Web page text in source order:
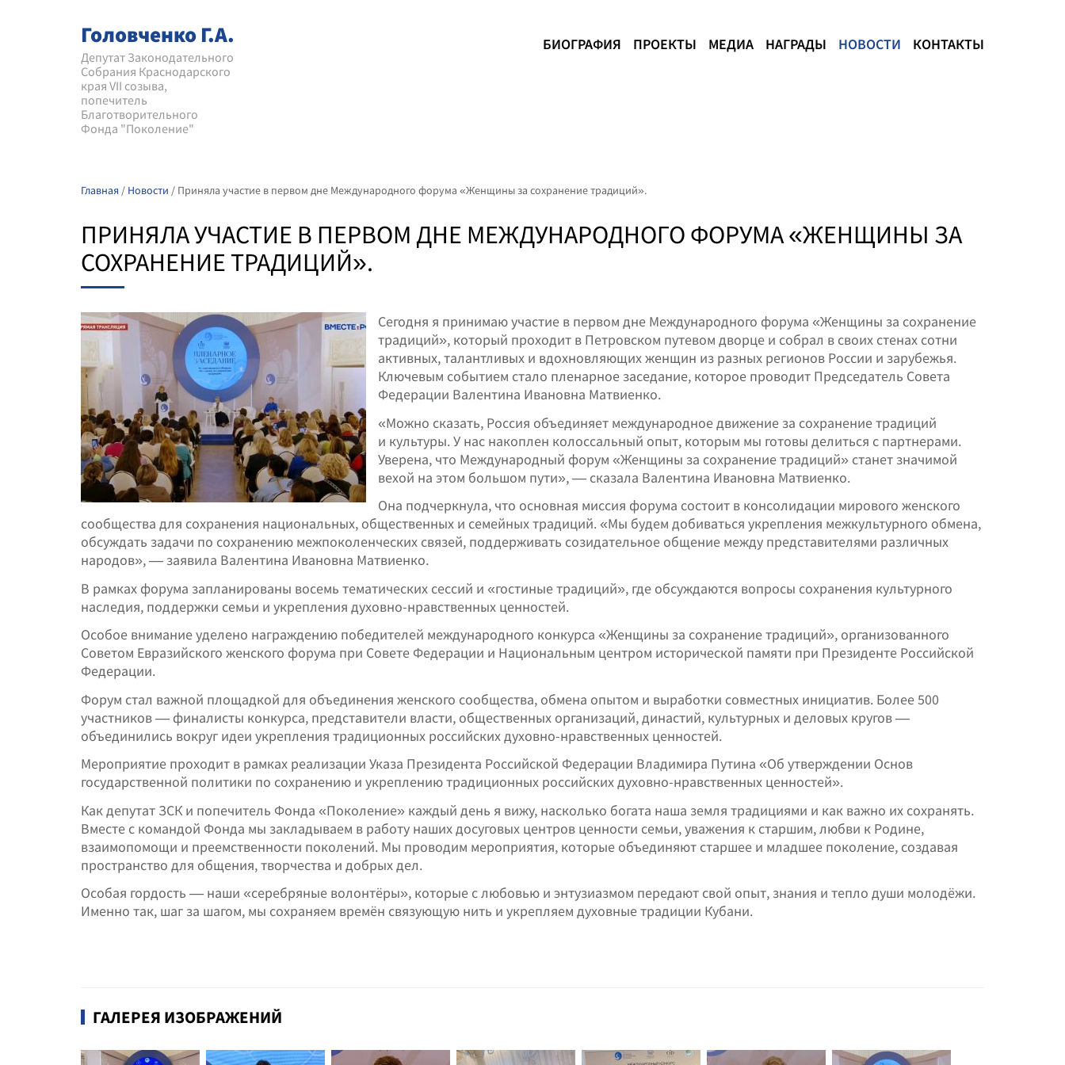
Головченко Г.А.
Депутат Законодательного
Собрания Краснодарского
края VII созыва,
попечитель
Благотворительного
Фонда "Поколение"
БИОГРАФИЯ ПРОЕКТЫ МЕДИА НАГРАДЫ НОВОСТИ КОНТАКТЫ
Главная / Новости / Приняла участие в первом дне Международного форума «Женщины за сохранение традиций».
ПРИНЯЛА УЧАСТИЕ В ПЕРВОМ ДНЕ МЕЖДУНАРОДНОГО ФОРУМА «ЖЕНЩИНЫ ЗА
СОХРАНЕНИЕ ТРАДИЦИЙ».
Сегодня я принимаю участие в первом дне Международного форума «Женщины за сохранение
традиций», который проходит в Петровском путевом дворце и собрал в своих стенах сотни
активных, талантливых и вдохновляющих женщин из разных регионов России и зарубежья.
Ключевым событием стало пленарное заседание, которое проводит Председатель Совета
Федерации Валентина Ивановна Матвиенко.
«Можно сказать, Россия объединяет международное движение за сохранение традиций
и культуры. У нас накоплен колоссальный опыт, которым мы готовы делиться с партнерами.
Уверена, что Международный форум «Женщины за сохранение традиций» станет значимой
вехой на этом большом пути», — сказала Валентина Ивановна Матвиенко.
Она подчеркнула, что основная миссия форума состоит в консолидации мирового женского
сообщества для сохранения национальных, общественных и семейных традиций. «Мы будем добиваться укрепления межкультурного обмена,
обсуждать задачи по сохранению межпоколенческих связей, поддерживать созидательное общение между представителями различных
народов», — заявила Валентина Ивановна Матвиенко.
В рамках форума запланированы восемь тематических сессий и «гостиные традиций», где обсуждаются вопросы сохранения культурного
наследия, поддержки семьи и укрепления духовно-нравственных ценностей.
Особое внимание уделено награждению победителей международного конкурса «Женщины за сохранение традиций», организованного
Советом Евразийского женского форума при Совете Федерации и Национальным центром исторической памяти при Президенте Российской
Федерации.
Форум стал важной площадкой для объединения женского сообщества, обмена опытом и выработки совместных инициатив. Более 500
участников — финалисты конкурса, представители власти, общественных организаций, династий, культурных и деловых кругов —
объединились вокруг идеи укрепления традиционных российских духовно-нравственных ценностей.
Мероприятие проходит в рамках реализации Указа Президента Российской Федерации Владимира Путина «Об утверждении Основ
государственной политики по сохранению и укреплению традиционных российских духовно-нравственных ценностей».
Как депутат ЗСК и попечитель Фонда «Поколение» каждый день я вижу, насколько богата наша земля традициями и как важно их сохранять.
Вместе с командой Фонда мы закладываем в работу наших досуговых центров ценности семьи, уважения к старшим, любви к Родине,
взаимопомощи и преемственности поколений. Мы проводим мероприятия, которые объединяют старшее и младшее поколение, создавая
пространство для общения, творчества и добрых дел.
Особая гордость — наши «серебряные волонтёры», которые с любовью и энтузиазмом передают свой опыт, знания и тепло души молодёжи.
Именно так, шаг за шагом, мы сохраняем времён связующую нить и укрепляем духовные традиции Кубани.
ГАЛЕРЕЯ ИЗОБРАЖЕНИЙ